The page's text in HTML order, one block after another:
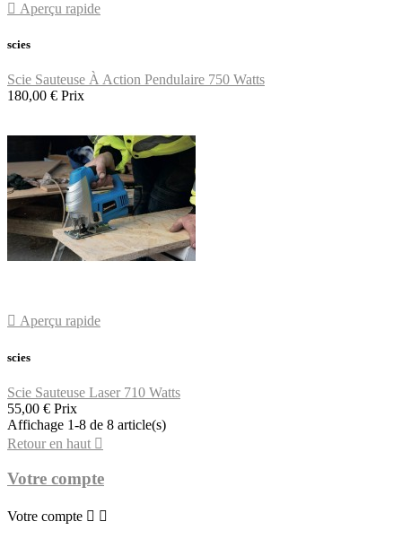
 Aperçu rapide
scies
Scie Sauteuse À Action Pendulaire 750 Watts
180,00 € Prix
 Aperçu rapide
scies
Scie Sauteuse Laser 710 Watts
55,00 € Prix
Affichage 1-8 de 8 article(s)
Retour en haut 
Votre compte
Votre compte  